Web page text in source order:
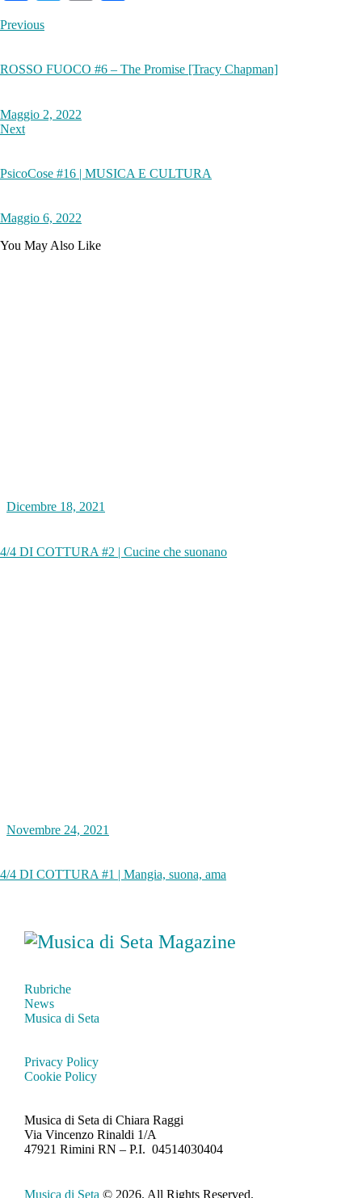
bo
ok r
Previous
ROSSO FUOCO #6 – The Promise [Tracy Chapman]
Maggio 2, 2022
Next
PsicoCose #16 | MUSICA E CULTURA
Maggio 6, 2022
You May Also Like
Dicembre 18, 2021
4/4 DI COTTURA #2 | Cucine che suonano
Novembre 24, 2021
4/4 DI COTTURA #1 | Mangia, suona, ama
Rubriche
News
Musica di Seta
Privacy Policy
Cookie Policy
Musica di Seta di Chiara Raggi
Via Vincenzo Rinaldi 1/A
47921 Rimini RN – P.I. 04514030404
Musica di Seta © 2026. All Rights Reserved.